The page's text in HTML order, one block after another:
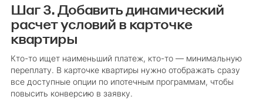
Шаг 3. Добавить динамический
расчет условий в карточке
квартиры
Кто-то ищет наименьший платеж, кто-то — минимальную
переплату. В карточке квартиры нужно отображать сразу
все доступные опции по ипотечным программам, чтобы
повысить конверсию в заявку.